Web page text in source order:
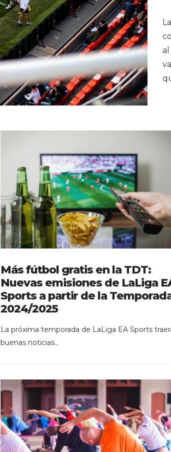
Más fútbol gratis en la TDT:
Nuevas emisiones de LaLiga
Sports a partir de la
2024/2025
La próxima temporada de LaLiga EA Sports
buenas noticias…